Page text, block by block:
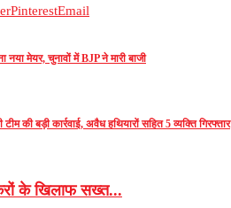
PinterestEmail
मेयर, चुनावों में BJP ने मारी बाजी
की बड़ी कार्रवाई, अवैध हथियारों सहित 5 व्यक्ति गिरफ्तार
के खिलाफ सख्त...